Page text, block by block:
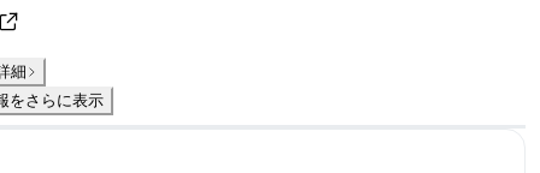
細
をさらに表示